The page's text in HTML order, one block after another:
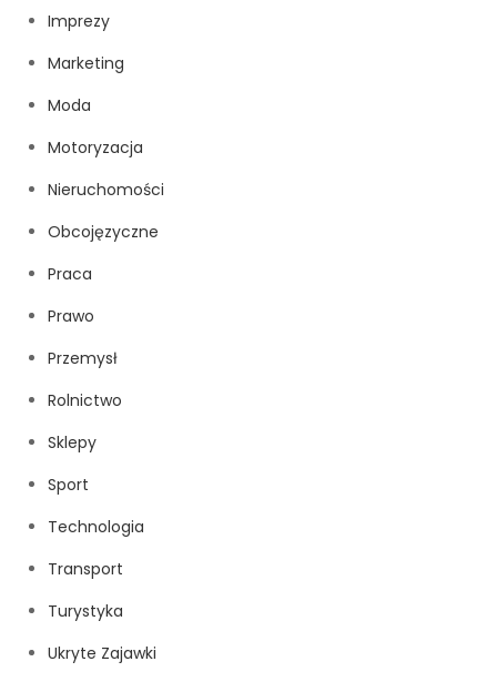
Imprezy
Marketing
Moda
Motoryzacja
Nieruchomości
Obcojęzyczne
Praca
Prawo
Przemysł
Rolnictwo
Sklepy
Sport
Technologia
Transport
Turystyka
Ukryte Zajawki